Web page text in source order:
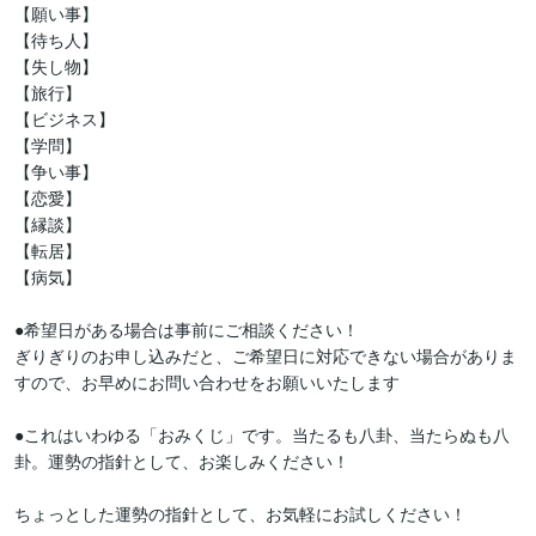
【願い事】
【待ち人】
【失し物】
【旅行】
【ビジネス】
【学問】
【争い事】
【恋愛】
【縁談】
【転居】
【病気】
●希望日がある場合は事前にご相談ください！
ぎりぎりのお申し込みだと、ご希望日に対応できない場合がありま
すので、お早めにお問い合わせをお願いいたします
●これはいわゆる「おみくじ」です。当たるも八卦、当たらぬも八
卦。運勢の指針として、お楽しみください！
ちょっとした運勢の指針として、お気軽にお試しください！